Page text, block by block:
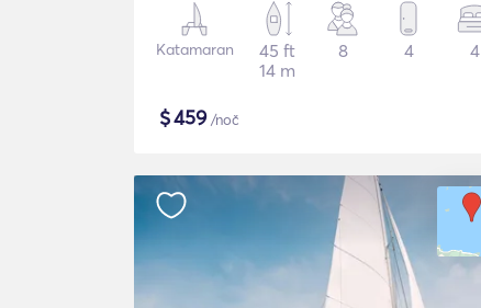
Katamaran
45 ft
14 m
8 4 4
$459/noč